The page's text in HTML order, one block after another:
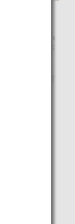
トン（約25m
ボトル14,000本
や飼料へ
たびさらに発
由来の堆肥で育